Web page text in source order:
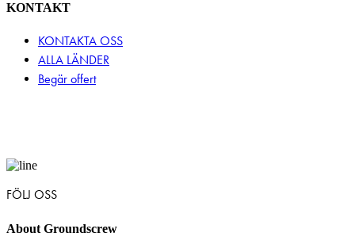
KONTAKT
KONTAKTA OSS
ALLA LÄNDER
Begär offert
FÖLJ OSS
About Groundscrew